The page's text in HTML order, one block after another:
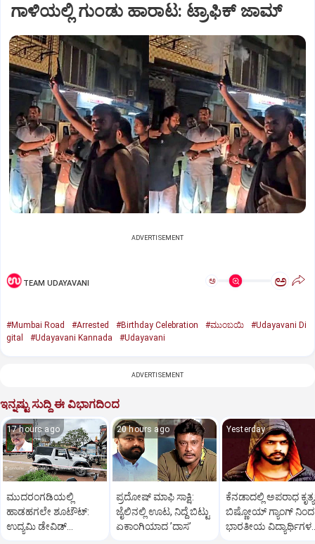
ಗಾಳಿಯಲ್ಲಿ ಗುಂಡು ಹಾರಾಟ: ಟ್ರಾಫಿಕ್‌ ಜಾಮ್
ADVERTISEMENT
TEAM UDAYAVANI ಅ ಅ
#Mumbai Road #Arrested #Birthday Celebration #ಮುಂಬಯಿ
#Udayavani Di
gital
#Udayavani Kannada #Udayavani
ADVERTISEMENT
ಇನ್ನಷ್ಟು ಸುದ್ದಿ ಈ ವಿಭಾಗದಿಂದ
17 hours ago
ಮುದರಂಗಡಿಯಲ್ಲಿ
ಹಾಡಹಗಲೇ ಶೂಟೌಟ್:‌
ಉದ್ಯಮಿ ಡೇವಿಡ್‌
20 hours ago
ಪ್ರದೋಷ್‌ ಮಾಫಿ ಸಾಕ್ಷಿ:
ಜೈಲಿನಲ್ಲಿ ಊಟ, ನಿದ್ದೆ ಬಿಟ್ಟು
ಏಕಾಂಗಿಯಾದ ʼದಾಸʼ
Yesterday
ಕೆನಡಾದಲ್ಲಿ ಅಪರಾಧ
ಬಿಷ್ಣೋಯ್ ಗ್ಯಾಂಗ್ ನಿಂದ
ಭಾರತೀಯ ವಿದ್ಯಾರ್ಥಿಗಳ